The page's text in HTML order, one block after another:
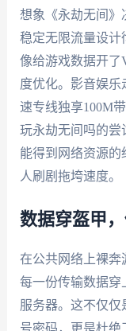
想象《永劫无间》
稳定无限流量设计
像给游戏数据开了
度优化。影音娱乐
速专线独享100M
玩永劫无间吗的尝
能得到网络资源的
人刷剧拖垮速度。
数据穿盔甲
在公共网络上裸奔
每一份传输数据
服务器。这不仅仅